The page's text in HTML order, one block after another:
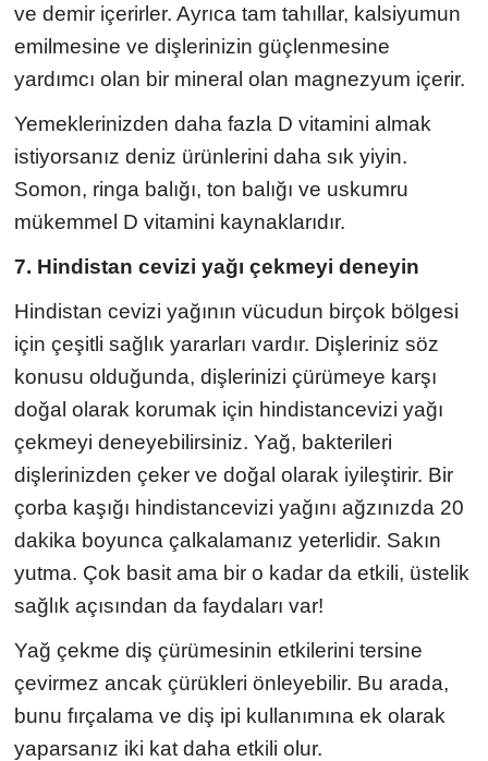
ve demir içerirler. Ayrıca tam tahıllar, kalsiyumun
emilmesine ve dişlerinizin güçlenmesine
yardımcı olan bir mineral olan magnezyum içerir.
Yemeklerinizden daha fazla D vitamini almak
istiyorsanız deniz ürünlerini daha sık yiyin.
Somon, ringa balığı, ton balığı ve uskumru
mükemmel D vitamini kaynaklarıdır.
7. Hindistan cevizi yağı çekmeyi deneyin
Hindistan cevizi yağının vücudun birçok bölgesi
için çeşitli sağlık yararları vardır. Dişleriniz söz
konusu olduğunda, dişlerinizi çürümeye karşı
doğal olarak korumak için hindistancevizi yağı
çekmeyi deneyebilirsiniz. Yağ, bakterileri
dişlerinizden çeker ve doğal olarak iyileştirir. Bir
çorba kaşığı hindistancevizi yağını ağzınızda 20
dakika boyunca çalkalamanız yeterlidir. Sakın
yutma. Çok basit ama bir o kadar da etkili, üstelik
sağlık açısından da faydaları var!
Yağ çekme diş çürümesinin etkilerini tersine
çevirmez ancak çürükleri önleyebilir. Bu arada,
bunu fırçalama ve diş ipi kullanımına ek olarak
yaparsanız iki kat daha etkili olur.